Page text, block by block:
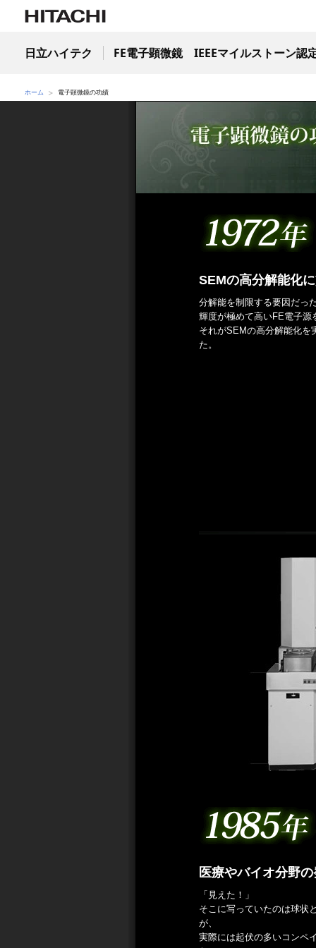
日立ハイテク FE電子顕微鏡 IEEEマイルストーン
ホーム 電子顕微鏡の功績
SEMの高分解能化
分解能を制限する要因だっ
輝度が極めて高いFE電子源
それがSEMの高分解能化を
た。
医療やバイオ分野
「見えた！」
そこに写っていたのは球状
が、
実際には起伏の多いコンペ